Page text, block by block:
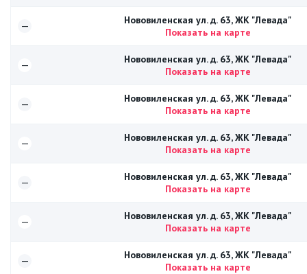
—
Нововиленская ул. д. 63, ЖК "Левада"
Показать на карте
—
Нововиленская ул. д. 63, ЖК "Левада"
Показать на карте
—
Нововиленская ул. д. 63, ЖК "Левада"
Показать на карте
—
Нововиленская ул. д. 63, ЖК "Левада"
Показать на карте
—
Нововиленская ул. д. 63, ЖК "Левада"
Показать на карте
—
Нововиленская ул. д. 63, ЖК "Левада"
Показать на карте
—
Нововиленская ул. д. 63, ЖК "Левада"
Показать на карте